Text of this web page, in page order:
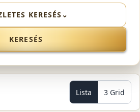
KERESÉS ⌄
KERESÉS
Lista 3 Grid